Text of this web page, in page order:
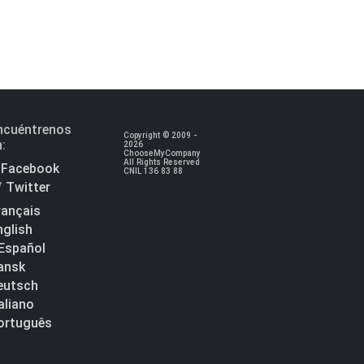
Facebook
Twitter
Copyright © 2009 -
2026
ChooseMyCompany
All Rights Reserved
CNIL 136 83 88